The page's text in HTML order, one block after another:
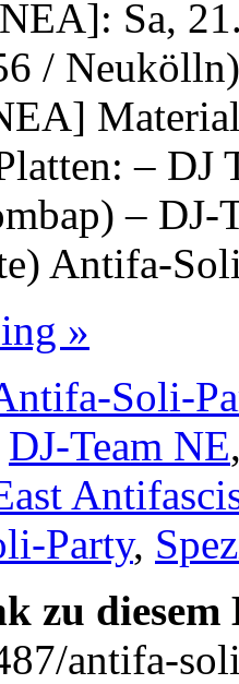
Sa,
/
–
– DJ-
Antifa-
»
Soli-
DJ-Team NE
Party,
zu
antifa-